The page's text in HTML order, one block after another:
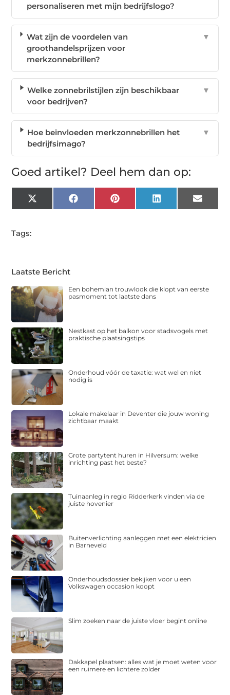
personaliseren met mijn bedrijfslogo?
Wat zijn de voordelen van
groothandelsprijzen voor
merkzonnebrillen?
▼
Welke zonnebrilstijlen zijn beschikbaar
voor bedrijven?
▼
Hoe beïnvloeden merkzonnebrillen het
bedrijfsimago?
▼
Goed artikel? Deel hem dan op:
X
(Twitter)
FacebookPinterest LinkedIn Email
Tags:
Laatste Bericht
Een bohemian trouwlook die klopt van eerste
pasmoment tot laatste dans
Nestkast op het balkon voor stadsvogels met
praktische plaatsingstips
Onderhoud vóór de taxatie: wat wel en niet
nodig is
Lokale makelaar in Deventer die jouw woning
zichtbaar maakt
Grote partytent huren in Hilversum: welke
inrichting past het beste?
Tuinaanleg in regio Ridderkerk vinden via de
juiste hovenier
Buitenverlichting aanleggen met een elektricien
in Barneveld
Onderhoudsdossier bekijken voor u een
Volkswagen occasion koopt
Slim zoeken naar de juiste vloer begint online
Dakkapel plaatsen: alles wat je moet weten voor
een ruimere en lichtere zolder